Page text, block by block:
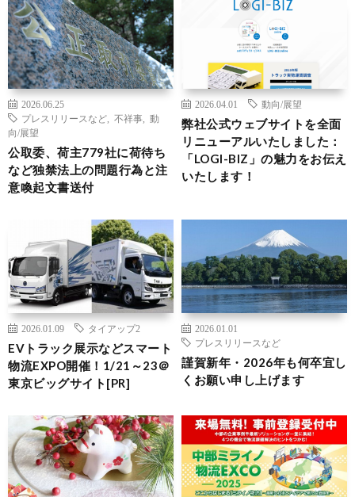
2026.06.25
プレスリリースなど
不祥事
動
向/展望
公取委、荷主779社に荷待ち
など独禁法上の問題行為と注
意喚起文書送付
2026.04.01 動向/展望
弊社公式ウェブサイトを全面
リニューアルいたしました：
「LOGI-BIZ」の魅力をお伝え
いたします！
2026.01.09 タイアップ2
EVトラック展示などスマート
物流EXPO開催！1/21～23＠
東京ビッグサイト[PR]
2026.01.01
プレスリリースなど
謹賀新年・2026年も何卒宜し
くお願い申し上げます